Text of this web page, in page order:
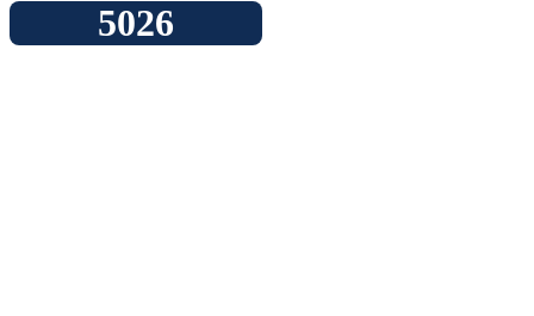
5026